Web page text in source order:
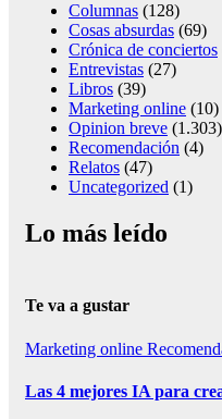
Columnas (128)
Cosas absurdas (69)
Crónica de conciertos
Entrevistas (27)
Libros (39)
Marketing online (10)
Opinion breve (1.303)
Recomendación (4)
Relatos (47)
Uncategorized (1)
Lo más leído
Te va a gustar
Marketing online
Las 4 mejores IA para